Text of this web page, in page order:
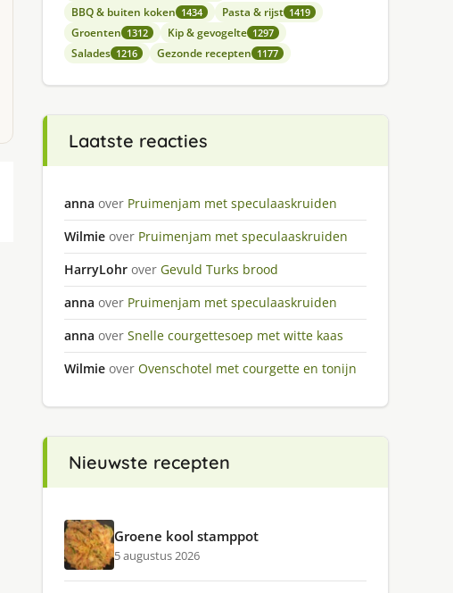
BBQ & buiten koken 1434 Pasta & rijst 1419
Groenten 1312 Kip & gevogelte 1297
Salades 1216 Gezonde recepten 1177
Laatste reacties
anna over Pruimenjam met speculaaskruiden
Wilmie over Pruimenjam met speculaaskruiden
HarryLohr over Gevuld Turks brood
anna over Pruimenjam met speculaaskruiden
anna over Snelle courgettesoep met witte kaas
Wilmie over Ovenschotel met courgette en tonijn
Nieuwste recepten
Groene kool stamppot
5 augustus 2026